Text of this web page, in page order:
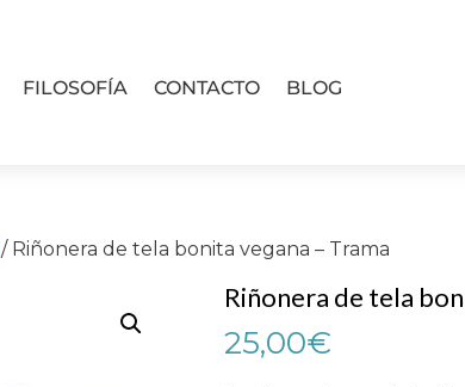
FILOSOFÍA CONTACTO BLOG
/ Riñonera de tela bonita vegana – Trama
Riñonera de tela
25,00€